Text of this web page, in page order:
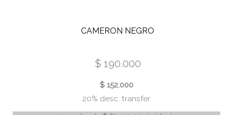
VOGUE
IVORY
CAMERON NEGRO
$ 190.000
$ 152.000
20% desc. transfer.